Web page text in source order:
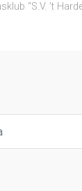
“S.V. ’t